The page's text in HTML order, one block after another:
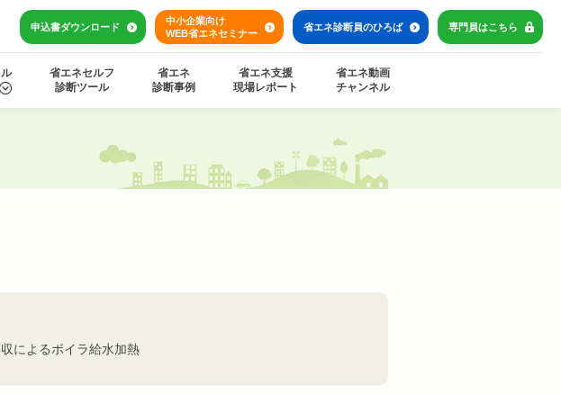
申込書ダウンロード
中小企業向け
WEB省エネセミナー
省エネ診断員のひろば 専門員はこちら
省エネセルフ
診断ツール
省エネ
診断事例
省エネ支援
現場レポート
省エネ動画
チャンネル
によるボイラ給水加熱